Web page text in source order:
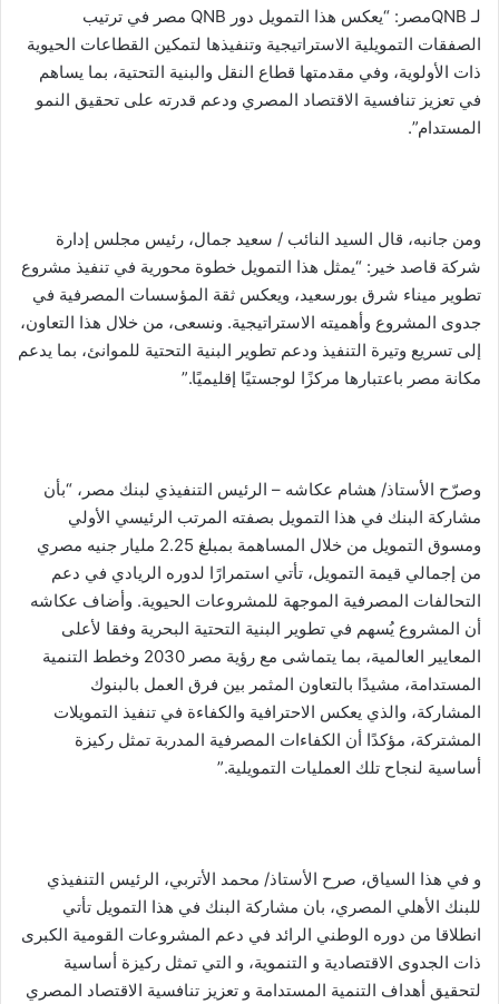
لـ QNBمصر: “يعكس هذا التمويل دور QNB مصر في ترتيب
الصفقات التمويلية الاستراتيجية وتنفيذها لتمكين القطاعات الحيوية
ذات الأولوية، وفي مقدمتها قطاع النقل والبنية التحتية، بما يساهم
في تعزيز تنافسية الاقتصاد المصري ودعم قدرته على تحقيق النمو
المستدام”.
ومن جانبه، قال السيد النائب / سعيد جمال، رئيس مجلس إدارة
شركة قاصد خير: “يمثل هذا التمويل خطوة محورية في تنفيذ مشروع
تطوير ميناء شرق بورسعيد، ويعكس ثقة المؤسسات المصرفية في
جدوى المشروع وأهميته الاستراتيجية. ونسعى، من خلال هذا التعاون،
إلى تسريع وتيرة التنفيذ ودعم تطوير البنية التحتية للموانئ، بما يدعم
مكانة مصر باعتبارها مركزًا لوجستيًا إقليميًا.”
وصرّح الأستاذ/ هشام عكاشه – الرئيس التنفيذي لبنك مصر، “بأن
مشاركة البنك في هذا التمويل بصفته المرتب الرئيسي الأولي
ومسوق التمويل من خلال المساهمة بمبلغ 2.25 مليار جنيه مصري
من إجمالي قيمة التمويل، تأتي استمرارًا لدوره الريادي في دعم
التحالفات المصرفية الموجهة للمشروعات الحيوية. وأضاف عكاشه
أن المشروع يُسهم في تطوير البنية التحتية البحرية وفقا لأعلى
المعايير العالمية، بما يتماشى مع رؤية مصر 2030 وخطط التنمية
المستدامة، مشيدًا بالتعاون المثمر بين فرق العمل بالبنوك
المشاركة، والذي يعكس الاحترافية والكفاءة في تنفيذ التمويلات
المشتركة، مؤكدًا أن الكفاءات المصرفية المدربة تمثل ركيزة
أساسية لنجاح تلك العمليات التمويلية.”
و في هذا السياق، صرح الأستاذ/ محمد الأتربي، الرئيس التنفيذي
للبنك الأهلي المصري، بان مشاركة البنك في هذا التمويل تأتي
انطلاقا من دوره الوطني الرائد في دعم المشروعات القومية الكبرى
ذات الجدوى الاقتصادية و التنموية، و التي تمثل ركيزة أساسية
لتحقيق أهداف التنمية المستدامة و تعزيز تنافسية الاقتصاد المصري